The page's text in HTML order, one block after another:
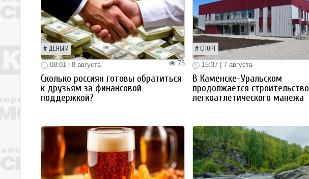
ДЕНЬГИ
75
08:01 | 8 августа
Сколько россиян готовы обратиться
к друзьям за финансовой
поддержкой?
СПОРТ
15:37 | 7 августа
В Каменске-Уральском
продолжается строительство
легкоатлетического манежа